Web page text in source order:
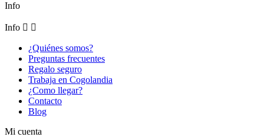
Info
Info  
¿Quiénes somos?
Preguntas frecuentes
Regalo seguro
Trabaja en Cogolandia
¿Como llegar?
Contacto
Blog
Mi cuenta